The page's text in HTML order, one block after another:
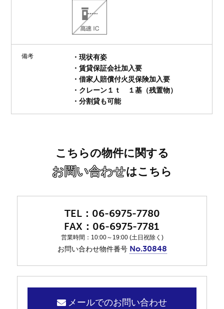
備考
・現状有姿
・賃貸保証会社加入要
・借家人賠償付火災保険加入要
・クレーン１ｔ １基（残置物）
・分割貸も可能
こちらの物件に関する
お問い合わせはこちら
06-6975-7780
06-6975-7781
営業時間：10:00～19:00 (土日祝除く)
お問い合わせ物件番号 No.30848
メールでのお問い合わせ